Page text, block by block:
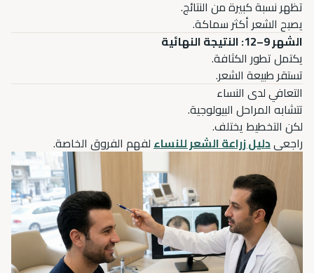
تظهر نسبة كبيرة من النتائج.
يصبح الشعر أكثر سماكة.
الشهر 9–12: النتيجة النهائية
يكتمل تطور الكثافة.
تستقر طبيعة الشعر.
التعافي لدى النساء
تتشابه المراحل البيولوجية.
لكن التخطيط يختلف.
راجعيدليل زراعة الشعر للنساءلفهم الفروق الخاصة.